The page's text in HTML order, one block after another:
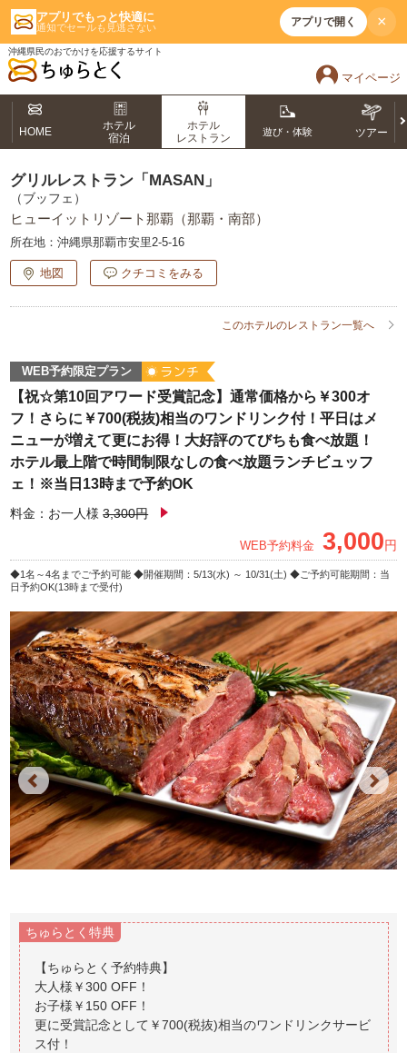
アプリでもっと快適に
通知でセールも見逃さない アプリで開く ×
沖縄県民のおでかけを応援するサイト
マイページ
HOME
ホテル
宿泊
ホテル
レストラン
遊び・体験 ツアー
グリルレストラン「MASAN」
（ブッフェ）
ヒューイットリゾート那覇（那覇・南部）
所在地：沖縄県那覇市安里2-5-16
地図 クチコミをみる
このホテルのレストラン一覧へ
WEB予約限定プラン
【祝☆第10回アワード受賞記念】通常価格から￥300オ
フ！さらに￥700(税抜)相当のワンドリンク付！平日はメ
ニューが増えて更にお得！大好評のてびちも食べ放題！
ホテル最上階で時間制限なしの食べ放題ランチビュッフ
ェ！※当日13時まで予約OK
料金：お一人様 3,300円
WEB予約料金 3,000円
1名～4名までご予約可能 開催期間：5/13(水) ～ 10/31(土)
ご予約可能期間：当
日予約OK(13時まで受付)
Previous Next
ちゅらとく特典
【ちゅらとく予約特典】
大人様￥300 OFF！
お子様￥150 OFF！
更に受賞記念として￥700(税抜)相当のワンドリンクサービ
ス付！